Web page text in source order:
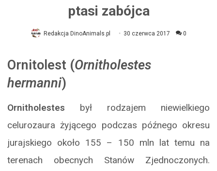
ptasi zabójca
Redakcja DinoAnimals.pl 30 czerwca 2017 0
Ornitolest (Ornitholestes
hermanni)
Ornitholestes był rodzajem niewielkiego
celurozaura żyjącego podczas późnego okresu
jurajskiego około 155 – 150 mln lat temu na
terenach obecnych Stanów Zjednoczonych.